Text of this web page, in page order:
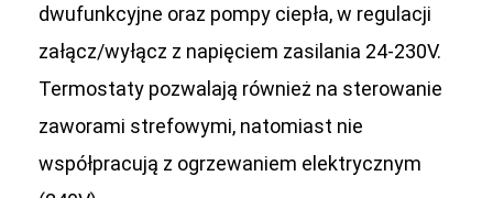
dwufunkcyjne oraz pompy ciepła, w regulacji
załącz/wyłącz z napięciem zasilania 24-230V.
Termostaty pozwalają również na sterowanie
zaworami strefowymi, natomiast nie
współpracują z ogrzewaniem elektrycznym